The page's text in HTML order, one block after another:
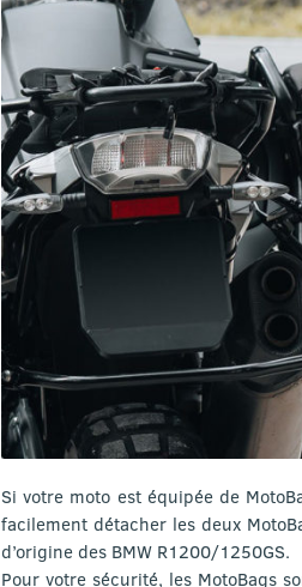
Si votre moto est équipée de
facilement détacher les deux
d’origine des BMW R1200/1250GS.
Pour votre sécurité, les MotoBags